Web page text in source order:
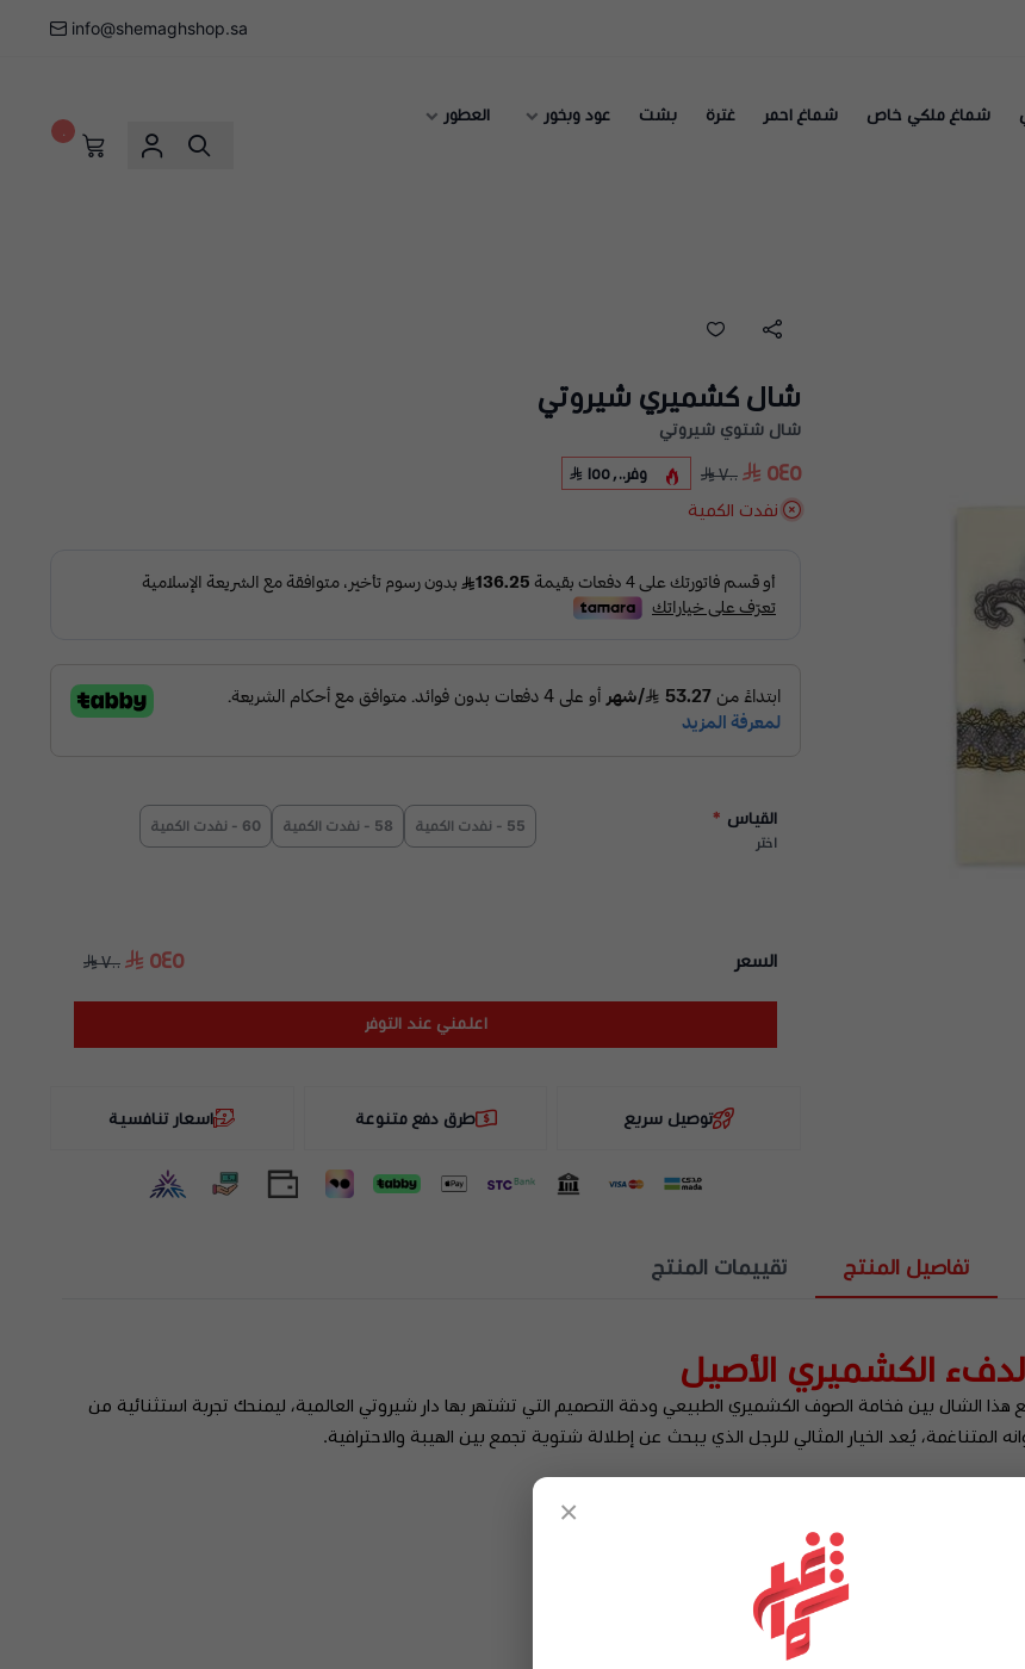
info@shemaghshop.sa
شماغ ملكي خاص شماغ احمر غترة بشت عود وبخور العطور
شال كشميري شيروتي
شال شتوي شيروتي
٥٤٥ ٧٠٠ وفر ١٥٥٫٠٠
نفدت الكمية
القياس *
اختر
55 - نفدت الكمية 58 - نفدت الكمية 60 - نفدت الكمية
السعر ٥٤٥ ٧٠٠
اعلمني عند التوفر
توصيل سريع طرق دفع متنوعة اسعار تنافسية
تفاصيل المنتج تقييمات المنتج
الكشميري الأصيل
هذا الشال بين فخامة الصوف الكشميري الطبيعي ودقة التصميم التي تشتهر بها دار شيروتي العالمية، ليمنحك تجربة استثنائية من
يُعد الخيار المثالي للرجل الذي يبحث عن إطلالة شتوية تجمع بين الهيبة والاحترافية.
تدفئة مثالية دون ثقل.
هوية ماركة شيروتي العريقة.
من الحيوية والفخامة.
مثالية للكتفين.
الشتوية.
الهامة.
×